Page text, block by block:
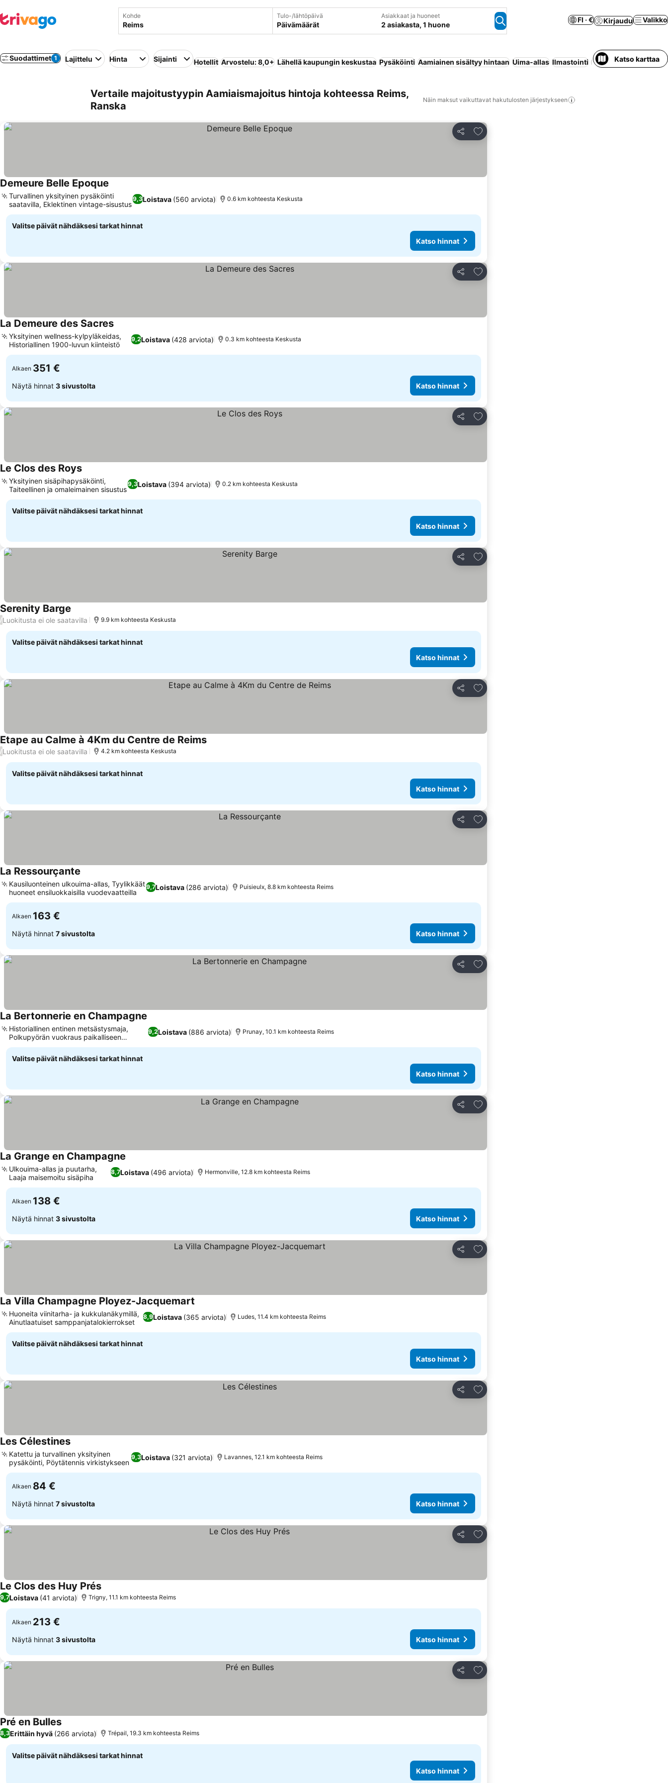
Kohde Tulo-/lähtöpäivä
Päivämäärät
Asiakkaat ja huoneet
2 asiakasta, 1 huone
FI · € Kirjaudu Valikko
Suodattimet 1 Lajittelu Hinta Sijainti Hotellit Arvostelu: 8,0+ Lähellä kaupungin keskustaa Pysäköinti Aamiainen sisältyy hintaan Uima-allas Ilmastointi Huoneisto palveluilla
Katso karttaa
Vertaile majoitustyypin Aamiaismajoitus hintoja kohteessa Reims,
Ranska
Näin maksut vaikuttavat hakutulosten järjestykseen
Jaa
Lisää suosikkeihin
Demeure Belle Epoque
9,3Loistava (560 arviota)
Turvallinen yksityinen pysäköinti
saatavilla, Eklektinen vintage-sisustus
0.6 km kohteesta Keskusta
Valitse päivät nähdäksesi tarkat hinnat
Katso hinnat
Jaa
Lisää suosikkeihin
La Demeure des Sacres
9,2Loistava (428 arviota)
Yksityinen wellness-kylpyläkeidas,
Historiallinen 1900-luvun kiinteistö
0.3 km kohteesta Keskusta
Alkaen 351 €
Näytä hinnat 3 sivustolta Katso hinnat
Jaa
Lisää suosikkeihin
Le Clos des Roys
9,3Loistava (394 arviota)
Yksityinen sisäpihapysäköinti,
Taiteellinen ja omaleimainen sisustus
0.2 km kohteesta Keskusta
Valitse päivät nähdäksesi tarkat hinnat
Katso hinnat
Jaa
Lisää suosikkeihin
Serenity Barge
/Luokitusta ei ole saatavilla 9.9 km kohteesta Keskusta
Valitse päivät nähdäksesi tarkat hinnat
Katso hinnat
Jaa
Lisää suosikkeihin
Etape au Calme à 4Km du Centre de Reims
/Luokitusta ei ole saatavilla 4.2 km kohteesta Keskusta
Valitse päivät nähdäksesi tarkat hinnat
Katso hinnat
Jaa
Lisää suosikkeihin
La Ressourçante
9,7Loistava (286 arviota)
Kausiluonteinen ulkouima-allas, Tyylikkäät
huoneet ensiluokkaisilla vuodevaatteilla
Puisieulx, 8.8 km kohteesta Reims
Alkaen 163 €
Näytä hinnat 7 sivustolta Katso hinnat
Jaa
Lisää suosikkeihin
La Bertonnerie en Champagne
9,2Loistava (886 arviota)
Historiallinen entinen metsästysmaja,
Polkupyörän vuokraus paikalliseen
tutkimiseen
Prunay, 10.1 km kohteesta Reims
Valitse päivät nähdäksesi tarkat hinnat
Katso hinnat
Jaa
Lisää suosikkeihin
La Grange en Champagne
8,7Loistava (496 arviota)
Ulkouima-allas ja puutarha,
Laaja maisemoitu sisäpiha
Hermonville, 12.8 km kohteesta Reims
Alkaen 138 €
Näytä hinnat 3 sivustolta Katso hinnat
Jaa
Lisää suosikkeihin
La Villa Champagne Ployez-Jacquemart
8,9Loistava (365 arviota)
Huoneita viinitarha- ja kukkulanäkymillä,
Ainutlaatuiset samppanjatalokierrokset
Ludes, 11.4 km kohteesta Reims
Valitse päivät nähdäksesi tarkat hinnat
Katso hinnat
Jaa
Lisää suosikkeihin
Les Célestines
9,3Loistava (321 arviota)
Katettu ja turvallinen yksityinen
pysäköinti, Pöytätennis virkistykseen
Lavannes, 12.1 km kohteesta Reims
Alkaen 84 €
Näytä hinnat 7 sivustolta Katso hinnat
Jaa
Lisää suosikkeihin
Le Clos des Huy Prés
9,7Loistava (41 arviota) Trigny, 11.1 km kohteesta Reims
Alkaen 213 €
Näytä hinnat 3 sivustolta Katso hinnat
Jaa
Lisää suosikkeihin
Pré en Bulles
8,3Erittäin hyvä (266 arviota) Trépail, 19.3 km kohteesta Reims
Valitse päivät nähdäksesi tarkat hinnat
Katso hinnat